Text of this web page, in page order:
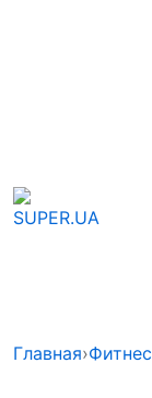
Главная›Фитнес